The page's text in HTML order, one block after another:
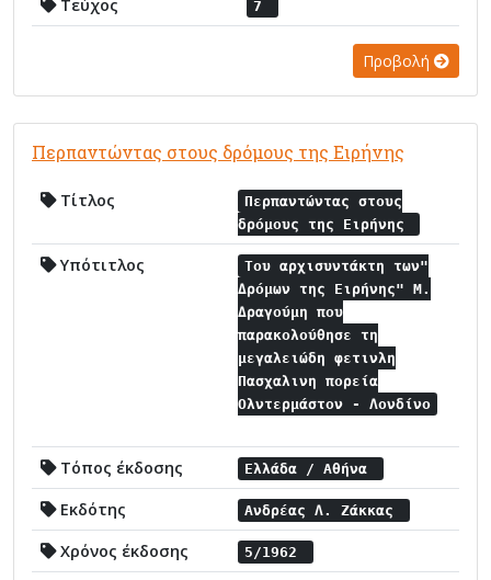
Τεύχος 7
Προβολή
Περπαντώντας στους δρόμους της Ειρήνης
Τίτλος
Περπαντώντας στους
δρόμους της Ειρήνης
Υπότιτλος
Του αρχισυντάκτη των"
Δρόμων της Ειρήνης" Μ.
Δραγούμη που
παρακολούθησε τη
μεγαλειώδη φετινλη
Πασχαλινη πορεία
Ολντερμάστον - Λονδίνο
Τόπος έκδοσης Ελλάδα / Αθήνα
Εκδότης Ανδρέας Λ. Ζάκκας
Χρόνος έκδοσης 5/1962